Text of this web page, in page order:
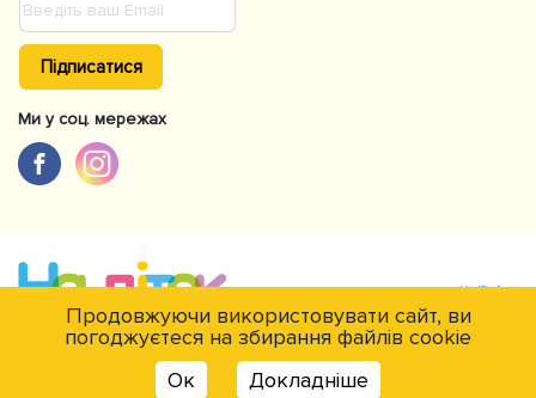
Підписатися
Ми у соц. мережах
© NaDitok © 2012-2026Інтернет-магазин товарів для дітей Naditok. Всі
Є питання?
Продовжуючи використовувати сайт, ви
погоджуєтеся на збирання файлів cookie
Ок
Докладніше